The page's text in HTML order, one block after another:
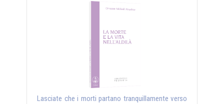
Lasciate che i morti partano tranquillamente verso